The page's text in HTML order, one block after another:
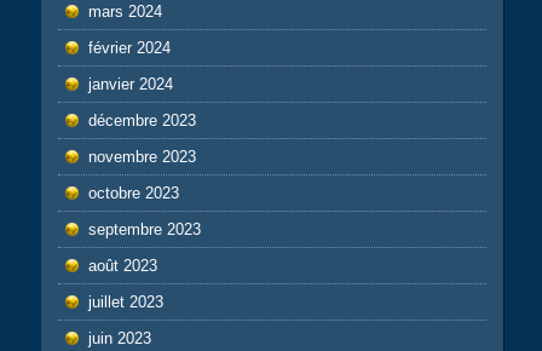
mars 2024
février 2024
janvier 2024
décembre 2023
novembre 2023
octobre 2023
septembre 2023
août 2023
juillet 2023
juin 2023